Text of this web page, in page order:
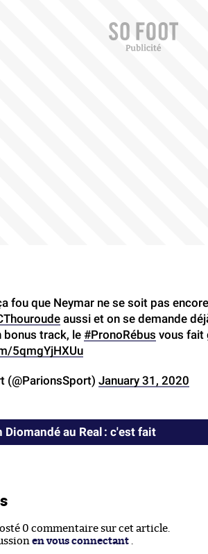
fou que Neymar ne se soit pas
aussi et on se demande
bonus track, le#PronoRébus vous fait
5qmgYjHXUu
(@ParionsSport) January 31, 2020
Diomandé au Real : c'est fait
0 commentaire sur cet article.
en vous connectant